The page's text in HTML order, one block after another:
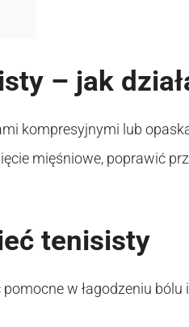
– jak
kompresyjnymi lub
mięśniowe, poprawić
tenisisty
w łagodzeniu bólu